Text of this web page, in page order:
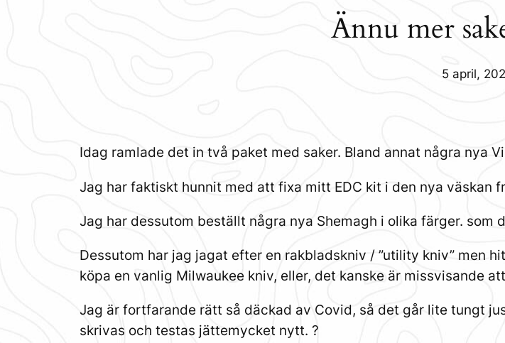
Ännu mer
5 april,
Idag ramlade det in två paket med saker. Bland annat några nya
Jag har faktiskt hunnit med att fixa mitt EDC kit i den nya väskan
Jag har dessutom beställt några nya Shemagh i olika färger. som
Dessutom har jag jagat efter en rakbladskniv / ”utility kniv” men
köpa en vanlig Milwaukee kniv, eller, det kanske är missvisande
Jag är fortfarande rätt så däckad av Covid, så det går lite tungt
skrivas och testas jättemycket nytt. ?